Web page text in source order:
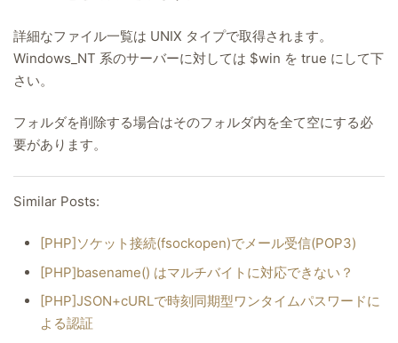
詳細なファイル一覧は UNIX タイプで取得されます。
Windows_NT 系のサーバーに対しては $win を true にして下
さい。
フォルダを削除する場合はそのフォルダ内を全て空にする必
要があります。
Similar Posts:
[PHP]ソケット接続(fsockopen)でメール受信(POP3)
[PHP]basename() はマルチバイトに対応できない？
[PHP]JSON+cURLで時刻同期型ワンタイムパスワードに
よる認証